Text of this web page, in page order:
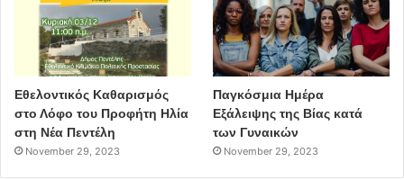
Ένα από τα μεγαλύτερα, αλλά και ιστορικότερα έργα-
παρεμβάσεις, με υπερτοπική σημασία που αφορά όλη την
πόλη της Αθήνας, είναι και το σχέδιο μετατροπής της
Εθελοντικός Καθαρισμός
στο Λόφο του Προφήτη Ηλία
στη Νέα Πεντέλη
November 29, 2023
Παγκόσμια Ημέρα
Εξάλειψης της Βίας κατά
των Γυναικών
November 29, 2023